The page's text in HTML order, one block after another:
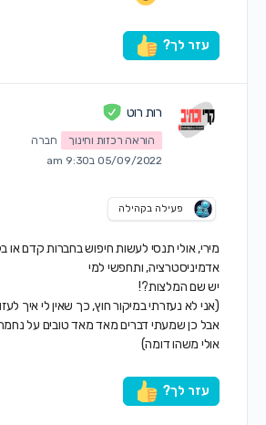
עזר לך?
רות רוט
הוראה רכזות וחינוך
חברה
05/09/2022 ב9:30 am
פעילה בקהילה
מירי, אולי תנסי לעשות חיפוש בחברות קדם או
אדמיניסטרציה, ותחפשי למי
יש שם המלצות?!
(אני לא נעזרתי במיקור חוץ, כך שאין לי איך
אבל כן שמעתי דברים מאד מאד טובים על
אולי משהו דומה)
עזר לך?